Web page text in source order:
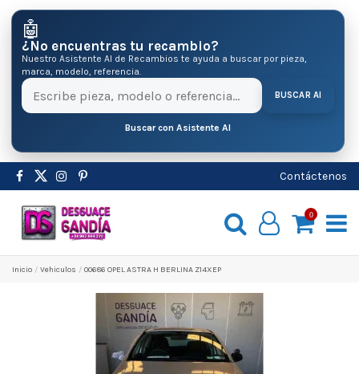
🤖
¿No encuentras tu recambio?
Nuestro Asistente AI de Recambios te ayuda a buscar por pieza,
marca, modelo, referencia.
BUSCAR AI
Buscar con Asistente AI
Contáctenos
0
Inicio Vehiculos 00686 OPEL ASTRA H BERLINA Z14XEP